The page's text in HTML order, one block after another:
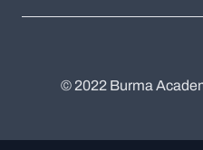
© 2022 Burma